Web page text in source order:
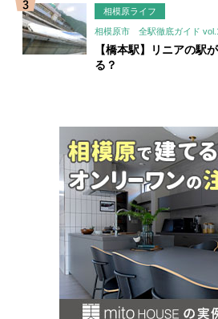
相模原ライフ
相模原市 全駅徹底ガイド
【橋本駅】リニアの駅
る？